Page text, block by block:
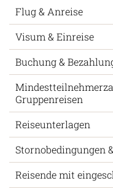
Flug & Anreise
Visum & Einreise
Buchung &
Gruppenreisen
Reiseunterlagen
Stornobedingungen
Reisende mit